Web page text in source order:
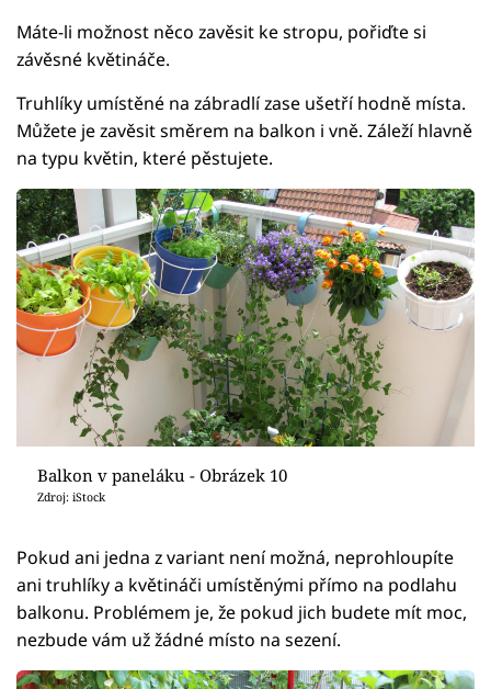
Máte-li možnost něco zavěsit ke stropu, pořiďte si
závěsné květináče.
Truhlíky umístěné na zábradlí zase ušetří hodně místa.
Můžete je zavěsit směrem na balkon i vně. Záleží hlavně
na typu květin, které pěstujete.
Balkon v paneláku - Obrázek 10
Zdroj: iStock
Pokud ani jedna z variant není možná, neprohloupíte
ani truhlíky a květináči umístěnými přímo na podlahu
balkonu. Problémem je, že pokud jich budete mít moc,
nezbude vám už žádné místo na sezení.